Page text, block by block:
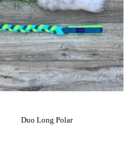
Duo Long Polar